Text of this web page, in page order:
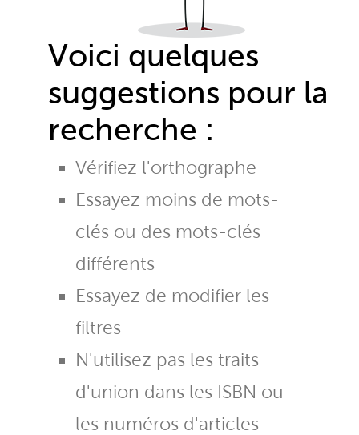
Voici quelques
suggestions pour la
recherche :
Vérifiez l'orthographe
Essayez moins de mots-
clés ou des mots-clés
différents
Essayez de modifier les
filtres
N'utilisez pas les traits
d'union dans les ISBN ou
les numéros d'articles